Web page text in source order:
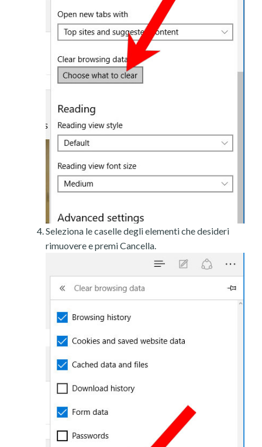
Seleziona le caselle degli elementi che desideri
rimuovere e premi Cancella.